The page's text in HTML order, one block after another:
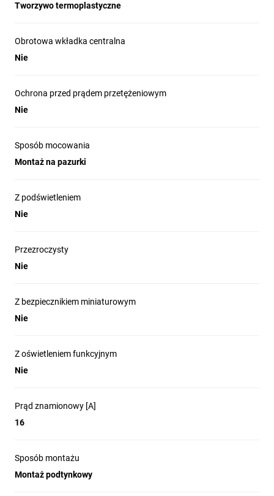
Tworzywo termoplastyczne
Obrotowa wkładka centralna
Nie
Ochrona przed prądem przetężeniowym
Nie
Sposób mocowania
Montaż na pazurki
Z podświetleniem
Nie
Przezroczysty
Nie
Z bezpiecznikiem miniaturowym
Nie
Z oświetleniem funkcyjnym
Nie
Prąd znamionowy [A]
16
Sposób montażu
Montaż podtynkowy